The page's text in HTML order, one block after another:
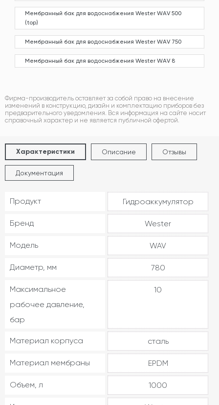
Мембранный бак для водоснабжения Wester WAV 500
(top)
Мембранный бак для водоснабжения Wester WAV 750
Мембранный бак для водоснабжения Wester WAV 8
Фирма-производитель оставляет за собой право на внесение
изменений в конструкцию, дизайн и комплектацию приборов без
предварительного уведомления. Вся информация на сайте носит
справочный характер и не является публичной офертой.
Характеристики Описание Отзывы
Документация
Продукт Гидроаккумулятор
Бренд Wester
Модель WAV
Диаметр, мм 780
Максимальное
рабочее давление,
бар
10
Материал корпуса сталь
Материал мембраны EPDM
Объем, л 1000